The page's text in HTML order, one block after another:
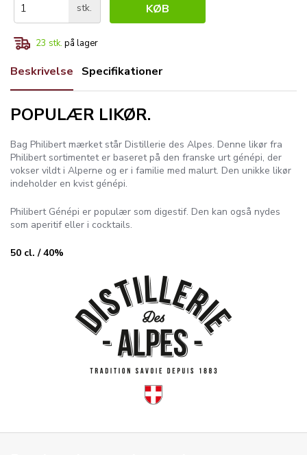
stk. KØB
23 stk. på lager
Beskrivelse Specifikationer
POPULÆR LIKØR.
Bag Philibert mærket står Distillerie des Alpes. Denne likør fra
Philibert sortimentet er baseret på den franske urt génépi, der
vokser vildt i Alperne og er i familie med malurt. Den unikke likør
indeholder en kvist génépi.
Philibert Génépi er populær som digestif. Den kan også nydes
som aperitif eller i cocktails.
50 cl. / 40%